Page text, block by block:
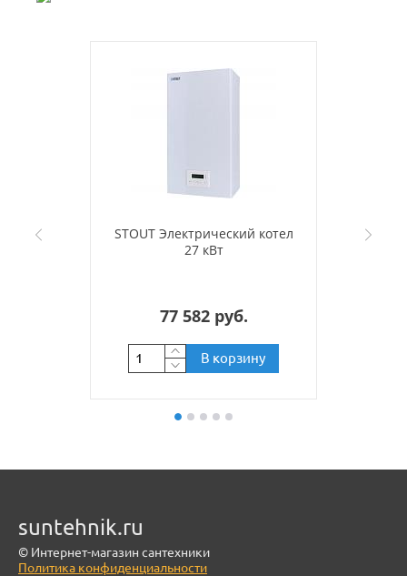
STOUT Электрический котел
27 кВт
77 582 руб.
В корзину
suntehnik.ru
© Интернет-магазин сантехники
Политика конфиденциальности